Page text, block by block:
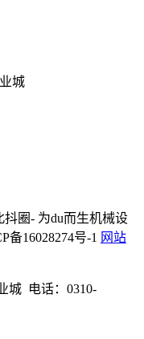
城
抖圈- 为du而生机械设
16028274号-1 网站
城 电话：0310-